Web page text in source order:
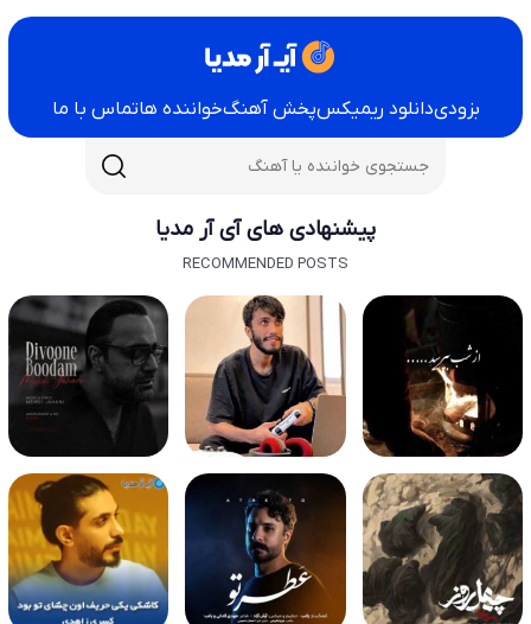
بزودیدانلود ریمیکسپخش آهنگخواننده هاتماس با ما
پیشنهادی های آی آر مدیا
RECOMMENDED POSTS